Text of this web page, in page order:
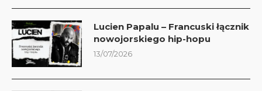
Lucien Papalu – Francuski łącznik
nowojorskiego hip-hopu
13/07/2026